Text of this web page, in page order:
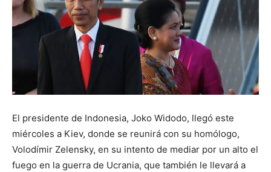
El presidente de Indonesia, Joko Widodo, llegó este
miércoles a Kiev, donde se reunirá con su homólogo,
Volodímir Zelensky, en su intento de mediar por un alto el
fuego en la guerra de Ucrania, que también le llevará a